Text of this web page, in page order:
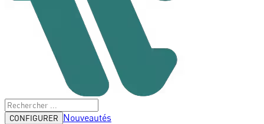
CONFIGURER
Nouveautés